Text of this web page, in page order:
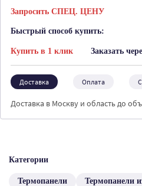
Категории
Термопанели
Термопанели
Запросить СПЕЦ. ЦЕНУ
Быстрый способ купить:
Купить в 1 клик Заказать
Доставка Оплата
Доставка в Москву и область до